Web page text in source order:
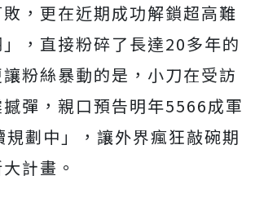
， 更在近期成功解鎖超高難
， 直接粉碎了長達20多年的
粉絲暴動的是， 小刀在受訪
彈， 親口預告明年5566成軍
劃中」， 讓外界瘋狂敲碗期
計畫。